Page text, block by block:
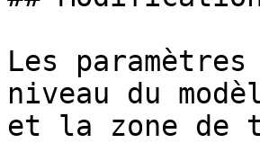
Les
niveau du
et la zone de